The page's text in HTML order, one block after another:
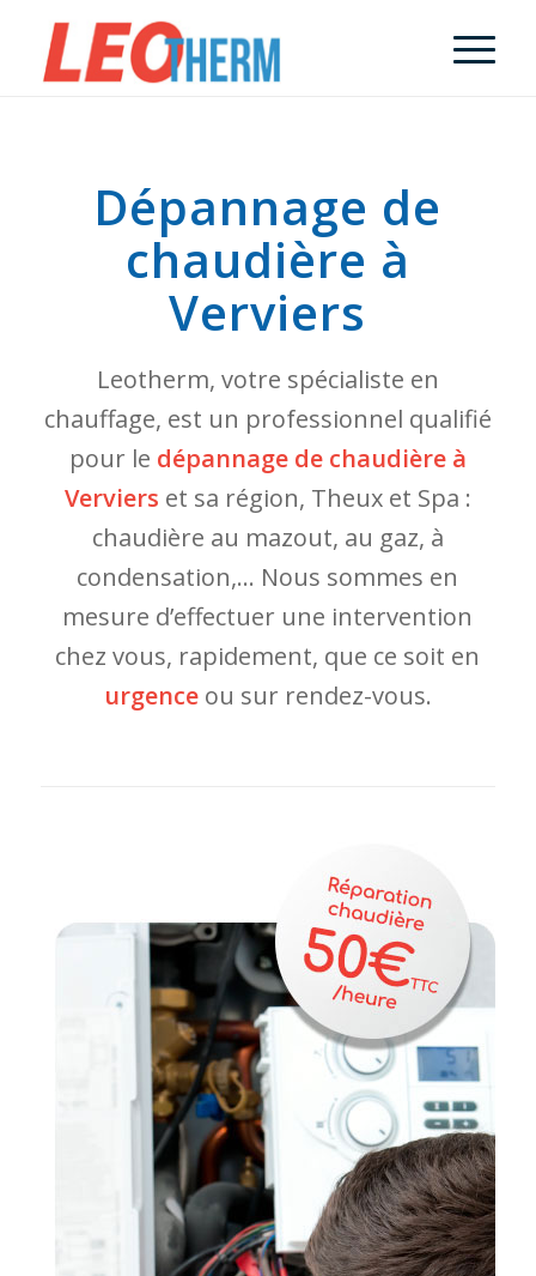
Dépannage de
chaudière à
Verviers
Leotherm, votre spécialiste en
chauffage, est un professionnel qualifié
pour le dépannage de chaudière à
Verviers et sa région, Theux et Spa :
chaudière au mazout, au gaz, à
condensation,… Nous sommes en
mesure d’effectuer une intervention
chez vous, rapidement, que ce soit en
urgenceou sur rendez-vous.